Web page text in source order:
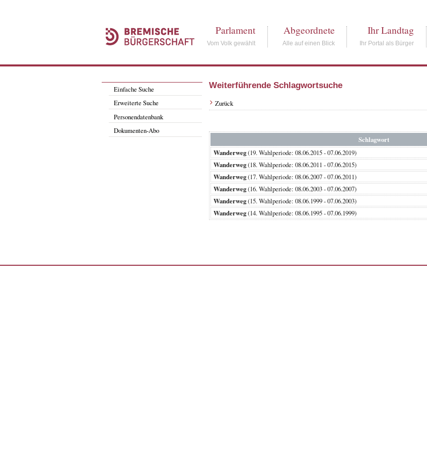
Parlament
Vom Volk gewählt
Abgeordnete
Alle auf einen Blick
Ihr Landtag
Ihr Portal als Bürger
Einfache Suche
Erweiterte Suche
Personendatenbank
Dokumenten-Abo
Weiterführende Schlagwortsuche
Zurück
Schlagwort
Wanderweg(19. Wahlperiode: 08.06.2015 - 07.06.2019)
Wanderweg(18. Wahlperiode: 08.06.2011 - 07.06.2015)
Wanderweg(17. Wahlperiode: 08.06.2007 - 07.06.2011)
Wanderweg(16. Wahlperiode: 08.06.2003 - 07.06.2007)
Wanderweg(15. Wahlperiode: 08.06.1999 - 07.06.2003)
Wanderweg(14. Wahlperiode: 08.06.1995 - 07.06.1999)